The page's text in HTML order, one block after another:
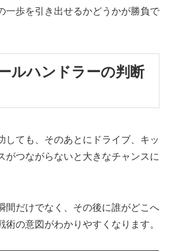
一歩を引き出せるかどうかが勝負で
ルハンドラーの判断
しても、そのあとにドライブ、キッ
がつながらないと大きなチャンスに
間だけでなく、その後に誰がどこへ
術の意図がわかりやすくなります。